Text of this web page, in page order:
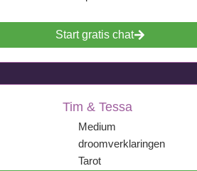
Start gratis chat
Tim & Tessa
Medium
droomverklaringen
Tarot